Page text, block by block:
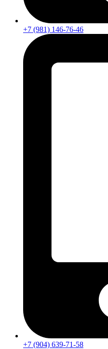
+7 (981) 146-76-46
+7 (904) 639-71-58